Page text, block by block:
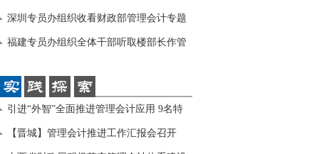
会计
深圳专员办组织收看财政部管理会计专题
视频
福建专员办组织全体干部听取楼部长作管
引进“外智”全面推进管理会计应用 9名特
聘
【晋城】管理会计推进工作汇报会召开